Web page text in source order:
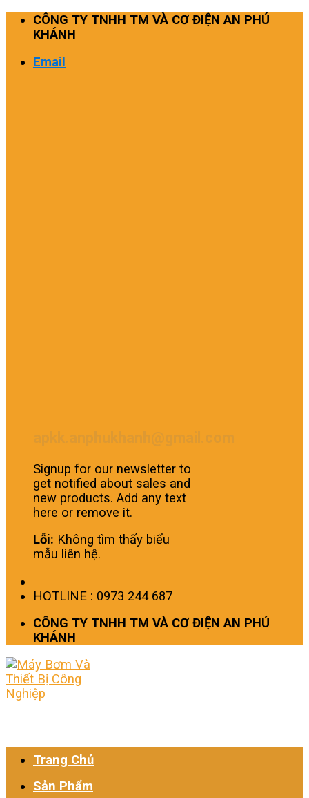
Skip
CÔNG TY TNHH TM VÀ CƠ ĐIỆN AN PHÚ
KHÁNH
Email
Signup for our newsletter to
get notified about sales and
new products. Add any text
here or remove it.
Lỗi: Không tìm thấy biểu
mẫu liên hệ.
HOTLINE : 0973 244 687
CÔNG TY TNHH TM VÀ CƠ ĐIỆN AN PHÚ
KHÁNH
Trang Chủ
Sản Phẩm